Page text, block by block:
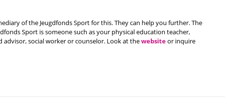
of the Jeugdfonds Sport for this. They can help you further. The
Sport is someone such as your physical education teacher,
advisor, social worker or counselor. Look at thewebsiteor inquire